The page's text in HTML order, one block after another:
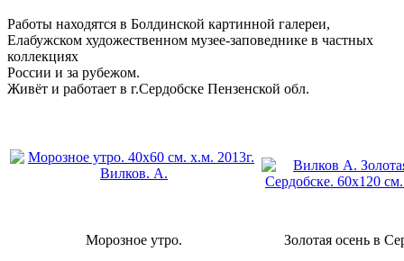
Работы находятся в Болдинской картинной галереи,
Елабужском художественном музее-заповеднике в частных
коллекциях
России и за рубежом.
Живёт и работает в г.Сердобске Пензенской обл.
Морозное утро.
Золотая осень в